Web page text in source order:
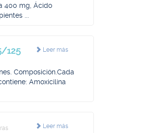
400 mg, Ácido
...
Leer más
125
Composición.Cada
Amoxicilina
Leer más